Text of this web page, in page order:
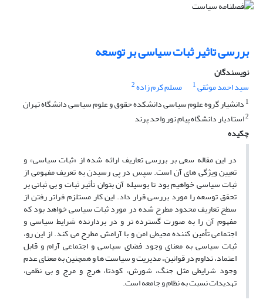
بررسی تاثیر ثبات سیاسی بر توسعه
نویسندگان
سید احمد موثقی1 مسلم کرم زاده2
1 دانشیار گروه علوم سیاسی دانشکده حقوق و علوم سیاسی دانشگاه تهران
2استادیار دانشگاه پیام نور واحد پرند
چکیده
در این مقاله سعی بر بررسی تعاریف ارائه شده از «ثبات سیاسی» و
تعیین ویژگی های آن است. سپس در پی رسیدن به تعریف مفهومی از
ثبات سیاسی خواهیم بود تا بوسیله آن بتوان تأثیر ثبات و بی ثباتی بر
تحقق توسعه را مورد بررسی قرار داد. این کار مستلزم فراتر رفتن از
سطح تعاریف محدود مطرح شده در مورد ثبات سیاسی خواهد بود که
مفهوم آن را به صورت گسترده تر و در بردارنده شرایط سیاسی و
اجتماعی تأمین کننده محیطی امن و با آرامش مطرح می کند. از این رو،
ثبات سیاسی به معنای وجود فضای سیاسی و اجتماعی آرام و قابل
اعتماد، تداوم در قوانین، مدیریت و سیاست ها و همچنین به معنای عدم
وجود شرایطی مثل جنگ، شورش، کودتا، هرج و مرج و بی نظمی،
تهدیدات نسبت به نظام و جامعه است.